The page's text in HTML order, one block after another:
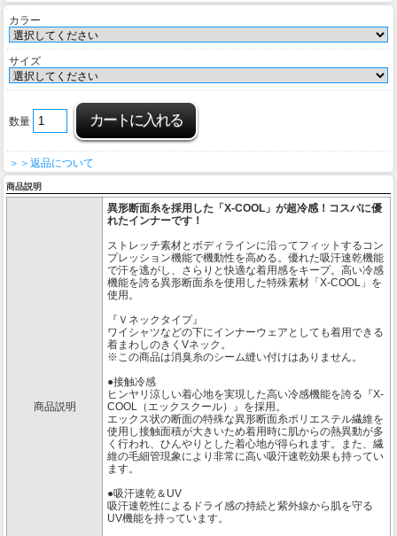
カラー
サイズ
数量
＞＞返品について
商品説明
商品説明
異形断面糸を採用した「X-COOL」が超冷感！コスパに優
れたインナーです！
ストレッチ素材とボディラインに沿ってフィットするコン
プレッション機能で機動性を高める。優れた吸汗速乾機能
で汗を逃がし、さらりと快適な着用感をキープ。高い冷感
機能を誇る異形断面糸を使用した特殊素材「X-COOL」を
使用。
『Ｖネックタイプ』
ワイシャツなどの下にインナーウェアとしても着用できる
着まわしのきくVネック。
※この商品は消臭糸のシーム縫い付けはありません。
●接触冷感
ヒンヤリ涼しい着心地を実現した高い冷感機能を誇る『X-
COOL（エックスクール）』を採用。
エックス状の断面の特殊な異形断面糸ポリエステル繊維を
使用し接触面積が大きいため着用時に肌からの熱異動が多
く行われ、ひんやりとした着心地が得られます。また、繊
維の毛細管現象により非常に高い吸汗速乾効果も持ってい
ます。
●吸汗速乾＆UV
吸汗速乾性によるドライ感の持続と紫外線から肌を守る
UV機能を持っています。